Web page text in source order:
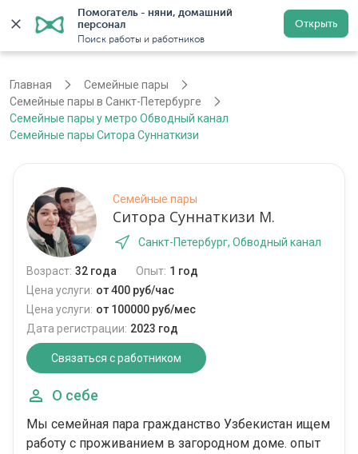
Помогатель - няни, домашний
персонал
Поиск работы и работников
Открыть
Санкт-Петербург Регистрация
Главная
Семейные пары
Семейные пары в Санкт-Петербурге
Семейные пары у метро Обводный канал
Семейные пары Ситора Суннаткизи
Семейные пары
Ситора Суннаткизи М.
Санкт-Петербург, Обводный канал
Возраст: 32 года Опыт: 1 год
Цена услуги: от 400 руб/час
Цена услуги: от 100000 руб/мес
Дата регистрации: 2023 год
Связаться с работником
О себе
Мы семейная пара гражданство Узбекистан ищем
работу с проживанием в загородном доме. опыт